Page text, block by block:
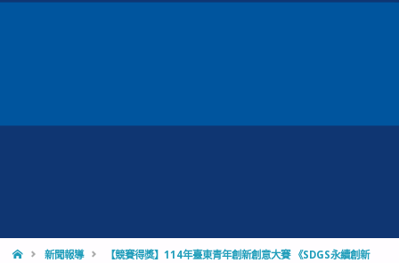
HOME新聞報導
【競賽得獎】114年臺東青年創新創意大賽 《SDGS永續創新